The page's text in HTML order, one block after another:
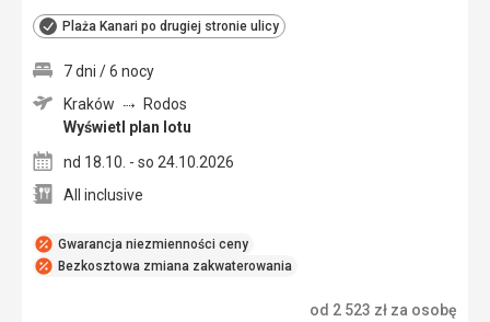
Plaża Kanari po drugiej stronie ulicy
Gwarancja niezmienności ceny
Bezkosztowa zmiana zakwaterowania
7 dni / 6 nocy
Kraków
Rodos
Wyświetl plan lotu
nd 18.10. - so 24.10.2026
All inclusive
od 2 523 zł za osobę